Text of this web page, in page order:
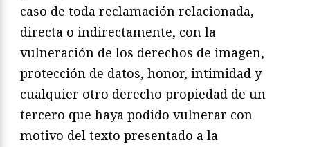
caso de toda reclamación relacionada,
directa o indirectamente, con la
vulneración de los derechos de imagen,
protección de datos, honor, intimidad y
cualquier otro derecho propiedad de un
tercero que haya podido vulnerar con
motivo del texto presentado a la